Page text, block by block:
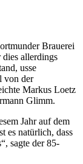
Brauerei
allerdings
usse
von der
Markus Loetz
Glimm.
Jahr auf dem
es natürlich, dass
sagte der 85-